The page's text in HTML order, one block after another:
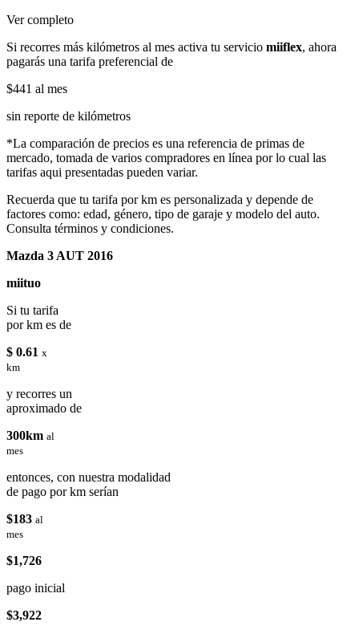
Ver completo
Si recorres más kilómetros al mes activa tu servicio miiflex, ahora
pagarás una tarifa preferencial de
$441 al mes
sin reporte de kilómetros
*La comparación de precios es una referencia de primas de
mercado, tomada de varios compradores en línea por lo cual las
tarifas aqui presentadas pueden variar.
Recuerda que tu tarifa por km es personalizada y depende de
factores como: edad, género, tipo de garaje y modelo del auto.
Consulta términos y condiciones.
Mazda 3 AUT 2016
miituo
Si tu tarifa
por km es de
$ 0.61 x
km
y recorres un
aproximado de
300km al
mes
entonces, con nuestra modalidad
de pago por km serían
$183 al
mes
$1,726
pago inicial
$3,922